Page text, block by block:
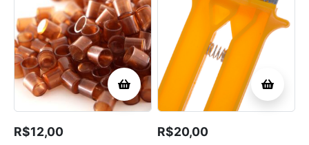
R$12,00 R$20,00